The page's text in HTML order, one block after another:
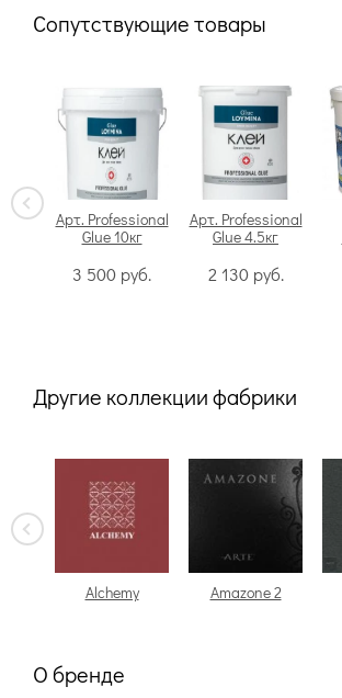
Сопутствующие товары
Арт. Professional
Glue 10кг
3 500 руб.
Арт. Professional
Glue 4.5кг
2 130 руб.
Другие коллекции фабрики
Alchemy Amazone 2
О бренде